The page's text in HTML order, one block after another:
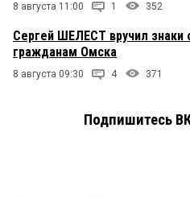
8 августа 11:00 1 352
Сергей ШЕЛЕСТ вручил
гражданам Омска
8 августа 09:30 4 371
Подпишитесь